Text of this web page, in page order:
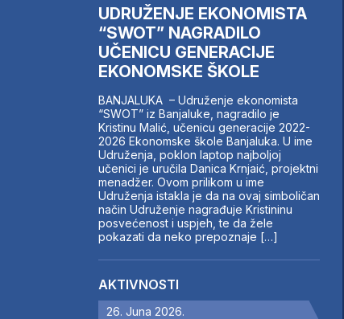
ANALIZE
KOMPANIJE
FINANSIJE
IZ STRANIH MEDIJA
AKTIVNOSTI
SWOT INTERVJU
UČLANI SE
KONTAKT
UDRUŽENJE EKONOMISTA
“SWOT” NAGRADILO
UČENICU GENERACIJE
EKONOMSKE ŠKOLE
BANJALUKA – Udruženje ekonomista
“SWOT” iz Banjaluke, nagradilo je
Kristinu Malić, učenicu generacije 2022-
2026 Ekonomske škole Banjaluka. U ime
Udruženja, poklon laptop najboljoj
učenici je uručila Danica Krnjaić, projektni
menadžer. Ovom prilikom u ime
Udruženja istakla je da na ovaj simboličan
način Udruženje nagrađuje Kristininu
posvećenost i uspjeh, te da žele
pokazati da neko prepoznaje […]
AKTIVNOSTI
26. Juna 2026.